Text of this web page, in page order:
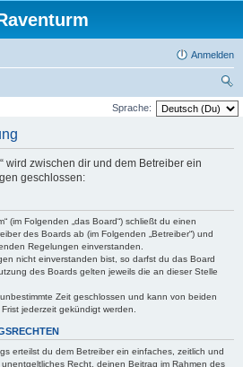
Anmelden
uc
Sprache:
wird zwischen dir und dem Betreiber ein
geschlossen:
(im Folgenden „das Board“) schließt du einen
des Boards ab (im Folgenden „Betreiber“) und
Regelungen einverstanden.
nicht einverstanden bist, so darfst du das Board
des Boards gelten jeweils die an dieser Stelle
Zeit geschlossen und kann von beiden
jederzeit gekündigt werden.
erteilst du dem Betreiber ein einfaches, zeitlich und
Recht, deinen Beitrag im Rahmen des